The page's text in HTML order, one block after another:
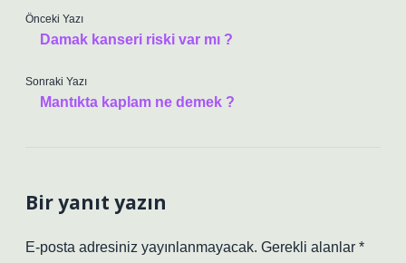
Önceki Yazı
Damak kanseri riski var mı ?
Sonraki Yazı
Mantıkta kaplam ne demek ?
Bir yanıt yazın
E-posta adresiniz yayınlanmayacak. Gerekli alanlar *